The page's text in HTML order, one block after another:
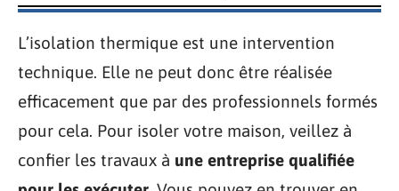
L’isolation thermique est une intervention
technique. Elle ne peut donc être réalisée
efficacement que par des professionnels formés
pour cela. Pour isoler votre maison, veillez à
confier les travaux à une entreprise qualifiée